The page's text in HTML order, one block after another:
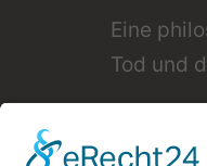
Eine
Tod und